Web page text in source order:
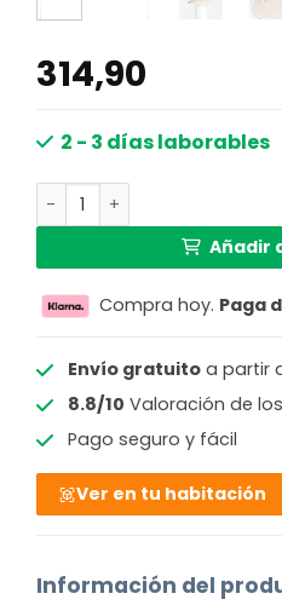
314,90
2 - 3 días laborables
Lámpara de pie beige
Añadir
Compra hoy. Paga
Envío gratuitoa partir
8.8/10 Valoración de
Pago seguro y fácil
Ver en tu habitación
Información del